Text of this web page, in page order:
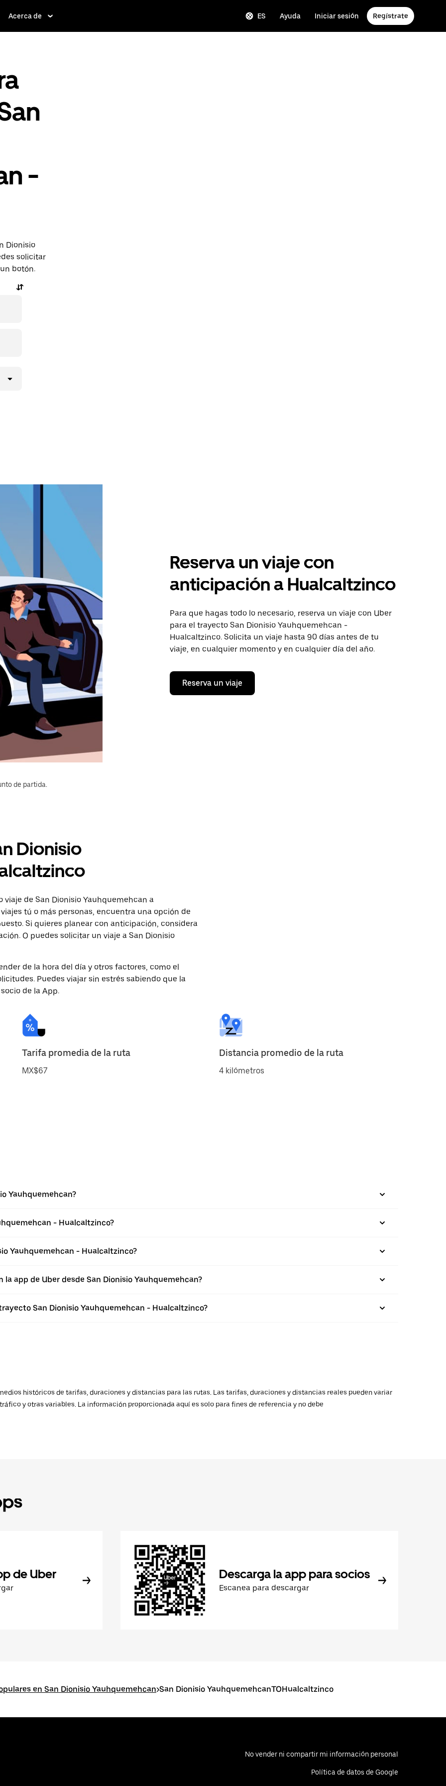
Acerca de ES Ayuda Iniciar sesión Regístrate
-
Dionisio
solicitar
botón.
Reserva un viaje con
anticipación a Hualcaltzinco
Para que hagas todo lo necesario, reserva un viaje con Uber
para el trayecto San Dionisio Yauhquemehcan -
Hualcaltzinco. Solicita un viaje hasta 90 días antes de tu
viaje, en cualquier momento y en cualquier día del año.
Reserva un viaje
de partida.
Dionisio
de San Dionisio Yauhquemehcan a
tú o más personas, encuentra una opción de
Si quieres planear con anticipación, considera
O puedes solicitar un viaje a San Dionisio
de la hora del día y otros factores, como el
Puedes viajar sin estrés sabiendo que la
de la App.
Tarifa promedia de la ruta
MX$67
Distancia promedio de la ruta
4 kilómetros
Yauhquemehcan?
- Hualcaltzinco?
Yauhquemehcan - Hualcaltzinco?
app de Uber desde San Dionisio Yauhquemehcan?
San Dionisio Yauhquemehcan - Hualcaltzinco?
históricos de tarifas, duraciones y distancias para las rutas. Las tarifas, duraciones y distancias reales pueden variar
y otras variables. La información proporcionada aquí es solo para fines de referencia y no debe
de Uber Descarga la app para socios
Escanea para descargar
en San Dionisio Yauhquemehcan>San Dionisio YauhquemehcanTOHualcaltzinco
No vender ni compartir mi información personal
Política de datos de Google